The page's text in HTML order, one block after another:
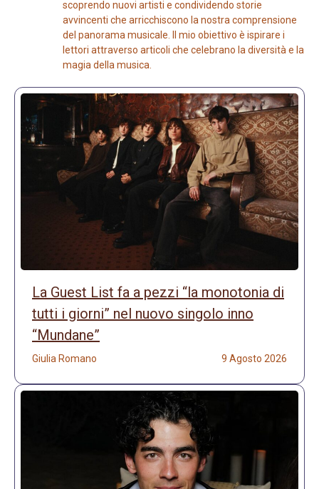
scoprendo nuovi artisti e condividendo storie
avvincenti che arricchiscono la nostra comprensione
del panorama musicale. Il mio obiettivo è ispirare i
lettori attraverso articoli che celebrano la diversità e la
magia della musica.
La Guest List fa a pezzi “la monotonia di
tutti i giorni” nel nuovo singolo inno
“Mundane”
Giulia Romano 9 Agosto 2026